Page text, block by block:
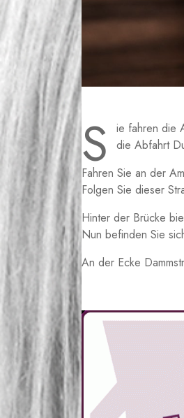
S
ie fahren die
die Abfahrt
Fahren Sie an der
Folgen Sie dieser
Hinter der Brücke
Nun befinden Sie
An der Ecke